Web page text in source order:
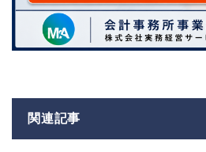
関連記事